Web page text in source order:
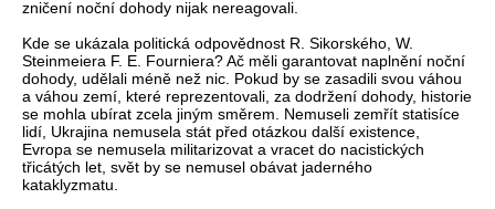
zničení noční dohody nijak nereagovali.
Kde se ukázala politická odpovědnost R. Sikorského, W.
Steinmeiera F. E. Fourniera? Ač měli garantovat naplnění noční
dohody, udělali méně než nic. Pokud by se zasadili svou váhou
a váhou zemí, které reprezentovali, za dodržení dohody, historie
se mohla ubírat zcela jiným směrem. Nemuseli zemřít statisíce
lidí, Ukrajina nemusela stát před otázkou další existence,
Evropa se nemusela militarizovat a vracet do nacistických
třicátých let, svět by se nemusel obávat jaderného
kataklyzmatu.